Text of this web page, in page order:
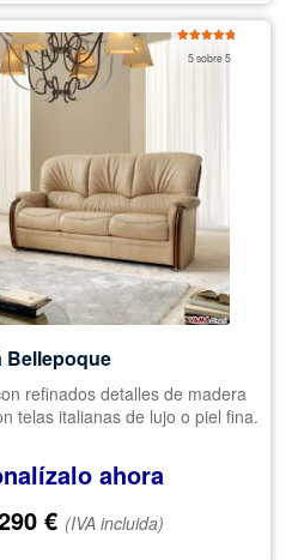
5 sobre 5
Bellepoque
refinados detalles de madera
telas italianas de lujo o piel fina.
ahora
€ (IVA incluida)